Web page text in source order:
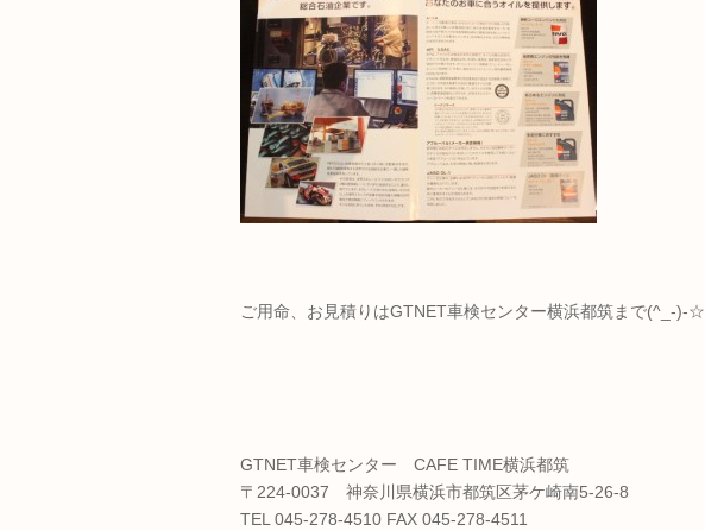
ご用命、お見積りはGTNET車検センター横浜都筑まで(^_-)-☆
GTNET車検センター CAFE TIME横浜都筑
〒224-0037 神奈川県横浜市都筑区茅ケ崎南5-26-8
TEL 045-278-4510 FAX 045-278-4511